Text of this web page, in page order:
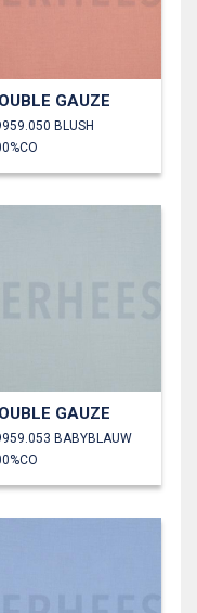
GAUZE
BLUSH
GAUZE
BABYBLAUW